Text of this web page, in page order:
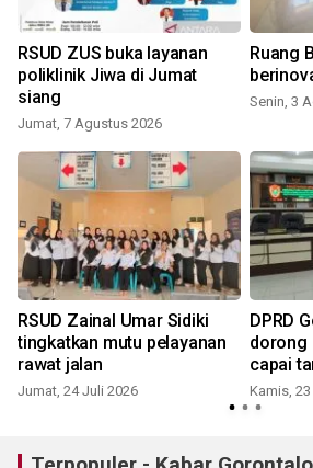
RSUD ZUS buka layanan
poliklinik Jiwa di Jumat
siang
Jumat, 7 Agustus 2026
Ruang
Senin, 3
RSUD Zainal Umar Sidiki
tingkatkan mutu pelayanan
rawat jalan
Jumat, 24 Juli 2026
DPRD
dorong
capai
Kamis,